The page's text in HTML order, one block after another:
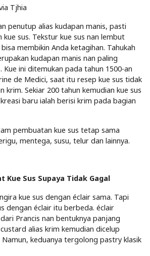
Tjhia
penutup alias kudapan manis, pasti
kue sus. Tekstur kue sus nan lembut
membikin Anda ketagihan. Tahukah
kudapan manis nan paling
Kue ini ditemukan pada tahun 1500-an
de Medici, saat itu resep kue sus tidak
krim. Sekiar 200 tahun kemudian kue sus
baru ialah berisi krim pada bagian
pembuatan kue sus tetap sama
mentega, susu, telur dan lainnya.
Kue Sus Supaya Tidak Gagal
kue sus dengan éclair sama. Tapi
dengan éclair itu berbeda. éclair
Prancis nan bentuknya panjang
alias krim kemudian dicelup
keduanya tergolong pastry klasik